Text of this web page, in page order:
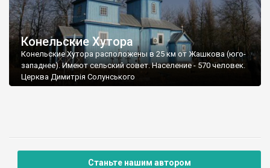
Конельские Хутора
Конельские Хутора расположены в 25 км от Жашкова (юго-
западнее). Имеют сельский совет. Население - 570 человек.
Церква Димитрія Солунського
Станьте нашим автором